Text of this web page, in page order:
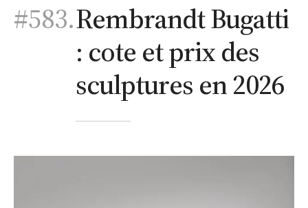
#583.Rembrandt Bugatti
: cote et prix des
sculptures en 2026